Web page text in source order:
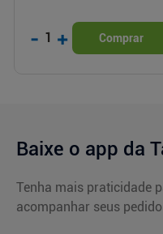
- 1 + Comprar
Baixe o app da
Tenha mais praticidade
acompanhar seus